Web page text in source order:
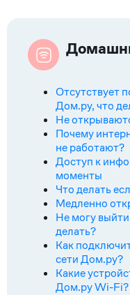
Отсутствует
Дом.ру, что
Не
Почему
не работают?
Доступ к
моменты
Что делать
Медленно
Не могу выйти
делать?
Как
сети Дом.ру?
Какие
Дом.ру Wi-Fi?